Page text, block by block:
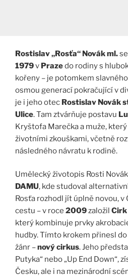
Rostislav „Rosťa“ Novák ml.
1979v Prazedo rodiny s
kořeny – je potomkem
osmou generací pokračující v
je i jeho otec Rostislav Novák
Ulice. Tam ztvárňuje postavu
Kryštofa Marečka a muže,
životními zkouškami, včetně
následného návratu k rodině.
Umělecký životopis Rosti
DAMU, kde studoval
Rosťa rozhodl jít úplně novou,
cestu – v roce 2009založil
který kombinuje prvky
hudby. Tímto krokem přinesl
žánr –nový cirkus. Jeho
Putyka“ nebo „Up End Down“,
Česku, ale i na mezinárodní